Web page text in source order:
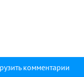
комментарии